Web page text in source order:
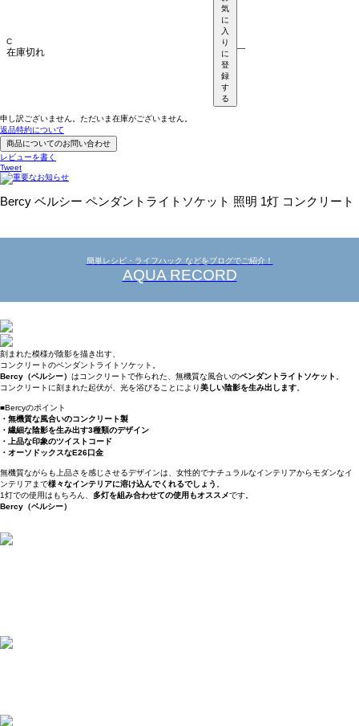
C
在庫切れ
気
に
入
り
に
登
録
す
る
—
申し訳ございません。ただいま在庫がございません。
返品特約について
商品についてのお問い合わせ
レビューを書く
Tweet
Bercy ベルシー ペンダントライトソケット 照明 1灯 コンクリート
簡単レシピ・ライフハック などをブログでご紹介！
AQUA RECORD
刻まれた模様が陰影を描き出す、
コンクリートのペンダントライトソケット。
Bercy（ベルシー） はコンクリートで作られた、無機質な風合いのペンダントライトソケット
コンクリートに刻まれた起伏が、光を浴びることにより美しい陰影を生み出します
■Bercyのポイント
・無機質な風合いのコンクリート製
・繊細な陰影を生み出す3種類のデザイン
・上品な印象のツイストコード
・オーソドックスなE26口金
無機質ながらも上品さを感じさせるデザインは、女性的でナチュラルなインテリアからモダンなイ
ンテリアまで様々なインテリアに溶け込んでくれるでしょう
1灯での使用はもちろん、 多灯を組み合わせての使用もオススメです。
Bercy（ベルシー）